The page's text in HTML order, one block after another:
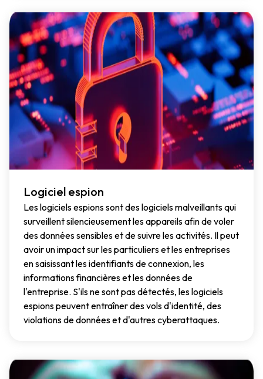
Logiciel espion
Les logiciels espions sont des logiciels malveillants qui
surveillent silencieusement les appareils afin de voler
des données sensibles et de suivre les activités. Il peut
avoir un impact sur les particuliers et les entreprises
en saisissant les identifiants de connexion, les
informations financières et les données de
l'entreprise. S'ils ne sont pas détectés, les logiciels
espions peuvent entraîner des vols d'identité, des
violations de données et d'autres cyberattaques.